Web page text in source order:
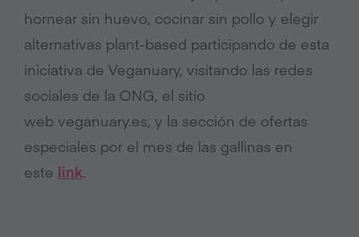
hornear sin huevo, cocinar sin pollo y elegir
alternativas plant-based participando de esta
iniciativa de Veganuary, visitando las redes
sociales de la ONG, el sitio
web veganuary.es, y la sección de ofertas
especiales por el mes de las gallinas en
este link.